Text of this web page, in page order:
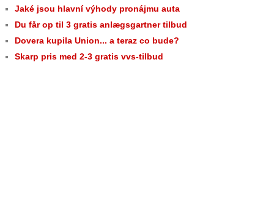
Jaké jsou hlavní výhody pronájmu auta
Du får op til 3 gratis anlægsgartner tilbud
Dovera kupila Union... a teraz co bude?
Skarp pris med 2-3 gratis vvs-tilbud